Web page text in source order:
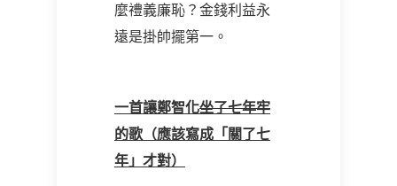
麼禮義廉恥？金錢利益永
遠是掛帥擺第一。
一首讓鄭智化坐了七年牢
的歌（應該寫成「關了七
年」才對）